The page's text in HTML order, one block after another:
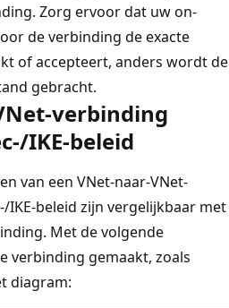
Zorg ervoor dat uw on-
de verbinding de exacte
of accepteert, anders wordt de
gebracht.
verbinding
IKE-beleid
van een VNet-naar-VNet-
IKE-beleid zijn vergelijkbaar met
Met de volgende
verbinding gemaakt, zoals
diagram: